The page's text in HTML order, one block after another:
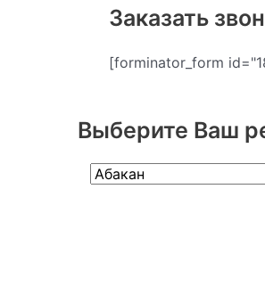
Заказать
[forminator_form
Выберите Ваш